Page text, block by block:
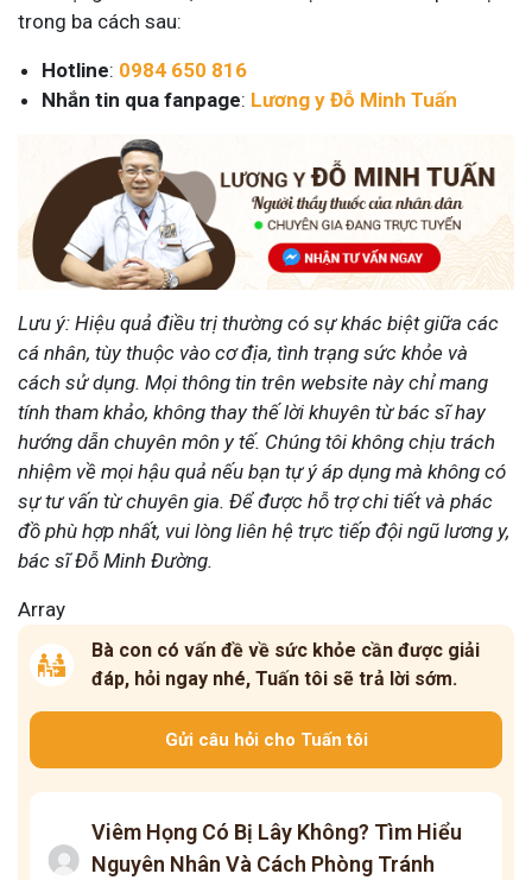
trong ba cách sau:
Hotline: 0984 650 816
Nhắn tin qua fanpage: Lương y Đỗ Minh Tuấn
Lưu ý: Hiệu quả điều trị thường có sự khác biệt giữa các
cá nhân, tùy thuộc vào cơ địa, tình trạng sức khỏe và
cách sử dụng. Mọi thông tin trên website này chỉ mang
tính tham khảo, không thay thế lời khuyên từ bác sĩ hay
hướng dẫn chuyên môn y tế. Chúng tôi không chịu trách
nhiệm về mọi hậu quả nếu bạn tự ý áp dụng mà không có
sự tư vấn từ chuyên gia. Để được hỗ trợ chi tiết và phác
đồ phù hợp nhất, vui lòng liên hệ trực tiếp đội ngũ lương y,
bác sĩ Đỗ Minh Đường.
Array
Bà con có vấn đề về sức khỏe cần được giải
đáp, hỏi ngay nhé, Tuấn tôi sẽ trả lời sớm.
Gửi câu hỏi cho Tuấn tôi
Viêm Họng Có Bị Lây Không? Tìm Hiểu
Nguyên Nhân Và Cách Phòng Tránh